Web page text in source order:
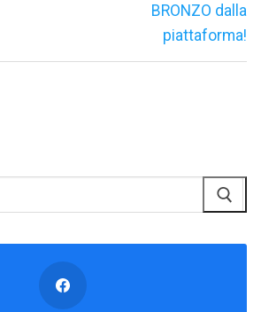
BRONZO dalla
piattaforma!